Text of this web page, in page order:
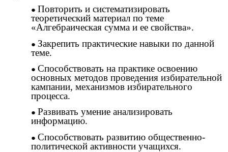
Повторить и систематизировать
теоретический материал по теме
«Алгебраическая сумма и ее свойства».
Закрепить практические навыки по данной
теме.
Способствовать на практике освоению
основных методов проведения избирательной
кампании, механизмов избирательного
процесса.
Развивать умение анализировать
информацию.
Способствовать развитию общественно-
политической активности учащихся.